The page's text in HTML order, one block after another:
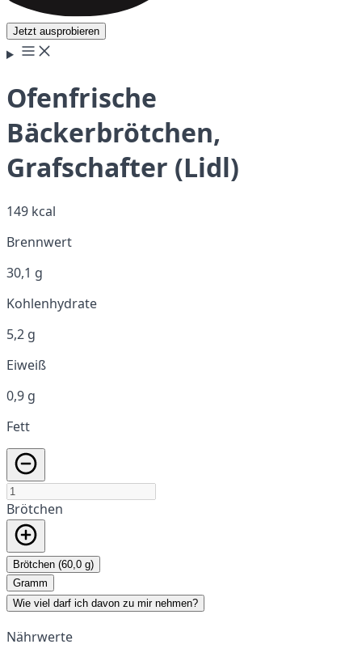
Jetzt ausprobieren
Ofenfrische
Bäckerbrötchen,
Grafschafter (Lidl)
149 kcal
Brennwert
30,1 g
Kohlenhydrate
5,2 g
Eiweiß
0,9 g
Fett
Brötchen
Brötchen (60,0 g)
Gramm
Wie viel darf ich davon zu mir nehmen?
Nährwerte